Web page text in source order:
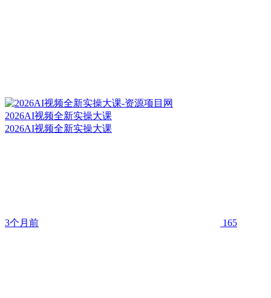
2026AI视频全新实操大课
2026AI视频全新实操大课
3个月前 165